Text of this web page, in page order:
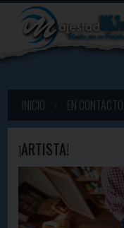
INICIO EN CONTACTO
¡ARTISTA!